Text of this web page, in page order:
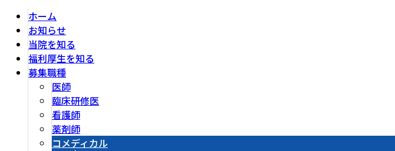
ホーム
お知らせ
当院を知る
福利厚生を知る
募集職種
医師
臨床研修医
看護師
薬剤師
コメディカル